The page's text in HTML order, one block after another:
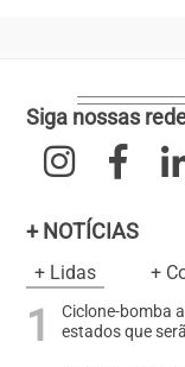
Siga nossas
+ NOTÍCIAS
+ Lidas +
Ciclone-bomba
estados que